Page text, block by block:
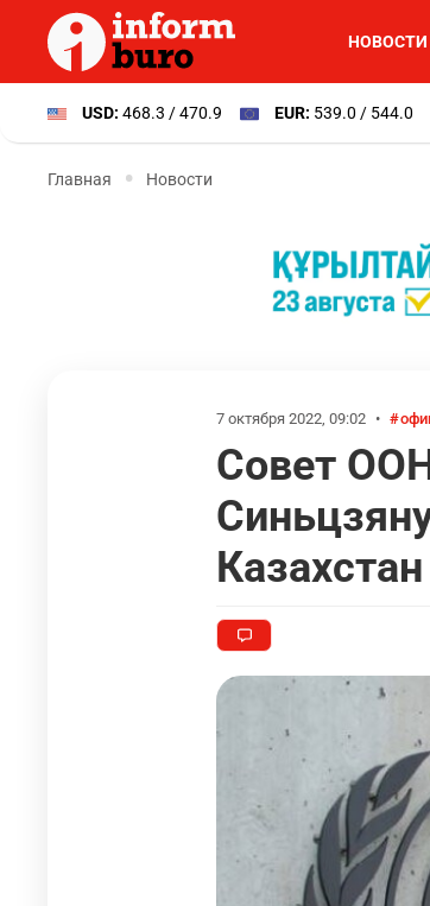
НОВОСТИ
USD: 468.3 / 470.9 EUR: 539.0 / 544.0
Главная Новости
7 октября 2022, 09:02 •
Совет
Казахстан